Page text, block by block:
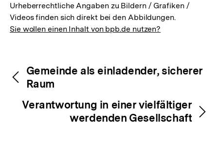
Urheberrechtliche Angaben zu Bildern / Grafiken /
Videos finden sich direkt bei den Abbildungen.
Sie wollen einen Inhalt von bpb.de nutzen?
Inhaltsnavigation
Inhaltsnavigation
Gemeinde als einladender, sicherer
Raum
Verantwortung in einer vielfältiger
werdenden Gesellschaft